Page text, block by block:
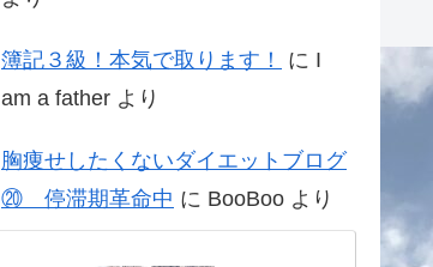
簿記３級！本気で取ります！ に I
am a father より
胸痩せしたくないダイエットブログ
⑳ 停滞期革命中 に BooBoo より